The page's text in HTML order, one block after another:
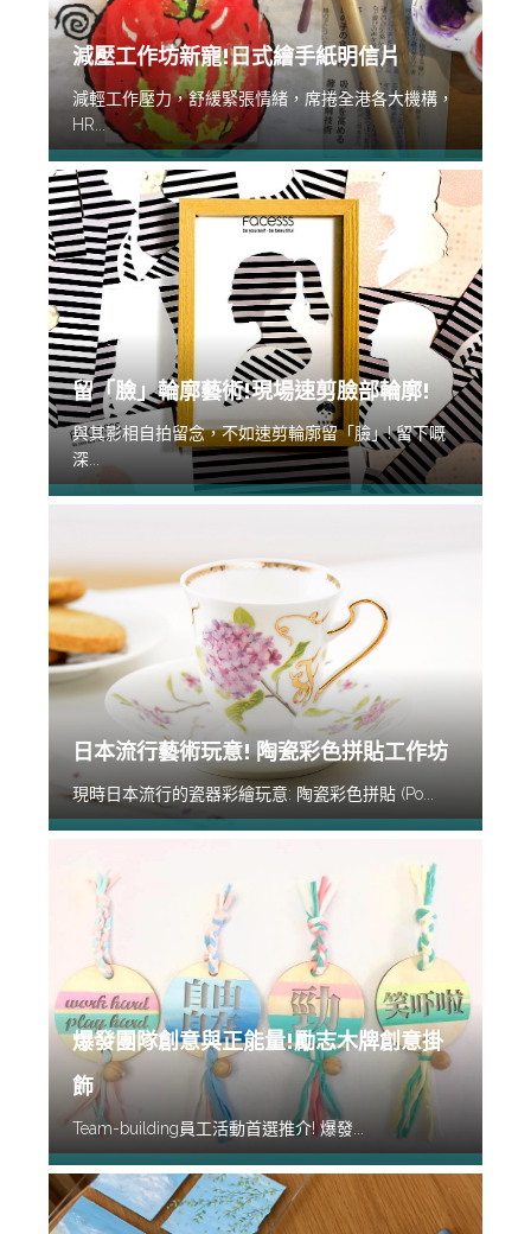
減壓工作坊新寵!日式繪手紙明信片
減輕工作壓力，舒緩緊張情緒，席捲全港各大機構，
HR...
留「臉」輪廓藝術!現場速剪臉部輪廓!
與其影相自拍留念，不如速剪輪廓留「臉」! 留下嘅
深...
日本流行藝術玩意! 陶瓷彩色拼貼工作坊
現時日本流行的瓷器彩繪玩意: 陶瓷彩色拼貼 (Po...
爆發團隊創意與正能量!勵志木牌創意掛
飾
Team-building員工活動首選推介! 爆發...